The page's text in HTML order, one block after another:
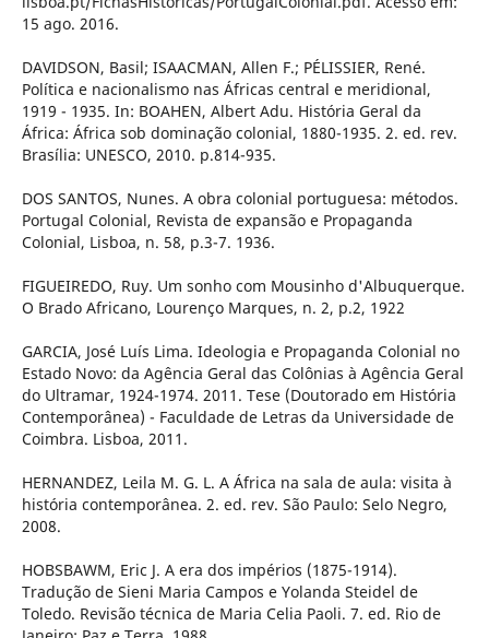
15 ago. 2016.
DAVIDSON, Basil; ISAACMAN, Allen F.; PÉLISSIER, René.
Política e nacionalismo nas Áfricas central e meridional,
1919 - 1935. In: BOAHEN, Albert Adu. História Geral da
África: África sob dominação colonial, 1880-1935. 2. ed. rev.
Brasília: UNESCO, 2010. p.814-935.
DOS SANTOS, Nunes. A obra colonial portuguesa: métodos.
Portugal Colonial, Revista de expansão e Propaganda
Colonial, Lisboa, n. 58, p.3-7. 1936.
FIGUEIREDO, Ruy. Um sonho com Mousinho d'Albuquerque.
O Brado Africano, Lourenço Marques, n. 2, p.2, 1922
GARCIA, José Luís Lima. Ideologia e Propaganda Colonial no
Estado Novo: da Agência Geral das Colônias à Agência Geral
do Ultramar, 1924-1974. 2011. Tese (Doutorado em História
Contemporânea) - Faculdade de Letras da Universidade de
Coimbra. Lisboa, 2011.
HERNANDEZ, Leila M. G. L. A África na sala de aula: visita à
história contemporânea. 2. ed. rev. São Paulo: Selo Negro,
2008.
HOBSBAWM, Eric J. A era dos impérios (1875-1914).
Tradução de Sieni Maria Campos e Yolanda Steidel de
Toledo. Revisão técnica de Maria Celia Paoli. 7. ed. Rio de